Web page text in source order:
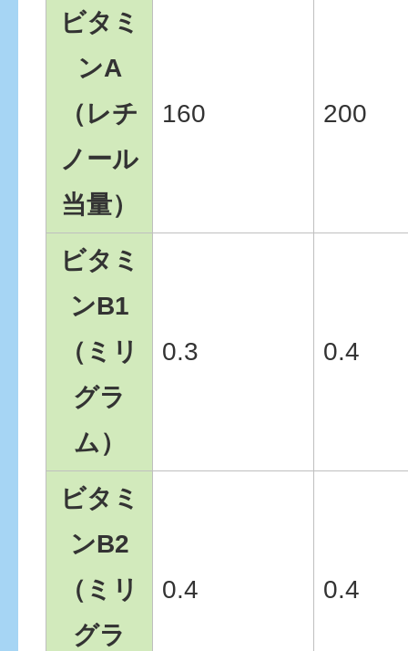
ビタミ
ンA
（レチ
ノール
当量）
160 200
ビタミ
ンB1
（ミリ
グラ
ム）
0.3 0.4
ビタミ
ンB2
（ミリ
グラ
0.4 0.4